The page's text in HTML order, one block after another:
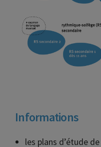
Informations
les plans d’étude